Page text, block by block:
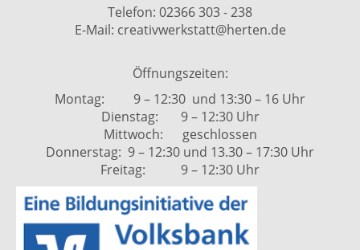
Telefon: 02366 303 - 238
E-Mail: creativwerkstatt@herten.de
Öffnungszeiten:
Montag: 9 – 12:30 und 13:30 – 16 Uhr
Dienstag: 9 – 12:30 Uhr
Mittwoch: geschlossen
Donnerstag: 9 – 12:30 und 13.30 – 17:30 Uhr
Freitag: 9 – 12:30 Uhr